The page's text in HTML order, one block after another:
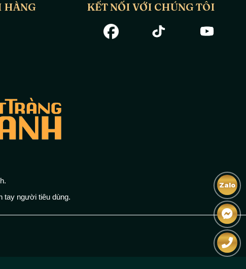
Zalo
HÀNG KẾT NỐI VỚI CHÚNG TÔI
tay người tiêu dùng.